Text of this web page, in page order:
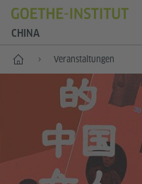
CHINA
Start Veranstaltungen